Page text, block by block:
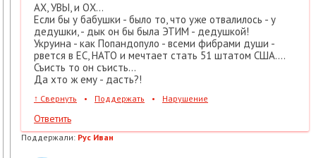
АХ, УВЫ, и ОХ...
Если бы у бабушки - было то, что уже отвалилось - у
дедушки, - дык он бы была ЭТИМ - дедушкой!
Укруина - как Попандопуло - всеми фибрами души -
рвется в ЕС, НАТО и мечтает стать 51 штатом США....
Съисть то он съисть...
Да хто ж ему - дасть?!
↑ Свернуть • Поддержать • Нарушение
Ответить
Поддержали: Рус Иван